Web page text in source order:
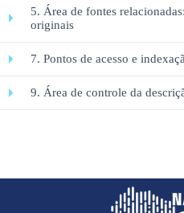
5. Área de fontes
originais
7. Pontos de acesso e
9. Área de controle da